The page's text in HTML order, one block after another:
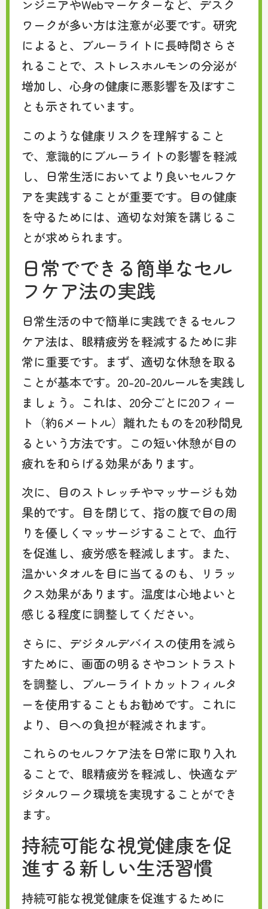
ンジニアやWebマーケターなど、デスク
ワークが多い方は注意が必要です。研究
によると、ブルーライトに長時間さらさ
れることで、ストレスホルモンの分泌が
増加し、心身の健康に悪影響を及ぼすこ
とも示されています。
このような健康リスクを理解すること
で、意識的にブルーライトの影響を軽減
し、日常生活においてより良いセルフケ
アを実践することが重要です。目の健康
を守るためには、適切な対策を講じるこ
とが求められます。
日常でできる簡単なセル
フケア法の実践
日常生活の中で簡単に実践できるセルフ
ケア法は、眼精疲労を軽減するために非
常に重要です。まず、適切な休憩を取る
ことが基本です。20-20-20ルールを実践し
ましょう。これは、20分ごとに20フィー
ト（約6メートル）離れたものを20秒間見
るという方法です。この短い休憩が目の
疲れを和らげる効果があります。
次に、目のストレッチやマッサージも効
果的です。目を閉じて、指の腹で目の周
りを優しくマッサージすることで、血行
を促進し、疲労感を軽減します。また、
温かいタオルを目に当てるのも、リラッ
クス効果があります。温度は心地よいと
感じる程度に調整してください。
さらに、デジタルデバイスの使用を減ら
すために、画面の明るさやコントラスト
を調整し、ブルーライトカットフィルタ
ーを使用することもお勧めです。これに
より、目への負担が軽減されます。
これらのセルフケア法を日常に取り入れ
ることで、眼精疲労を軽減し、快適なデ
ジタルワーク環境を実現することができ
ます。
持続可能な視覚健康を促
進する新しい生活習慣
持続可能な視覚健康を促進するために